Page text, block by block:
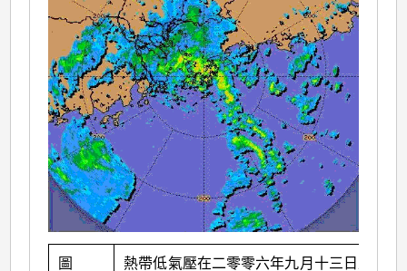
圖
熱帶低氣壓在二零零六年九月十三日上午九